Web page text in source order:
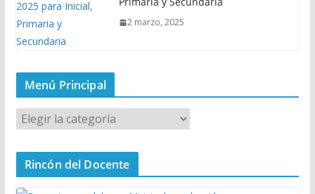
2 marzo, 2025
Menú Principal
M
e
n
P
Rincón del Docente